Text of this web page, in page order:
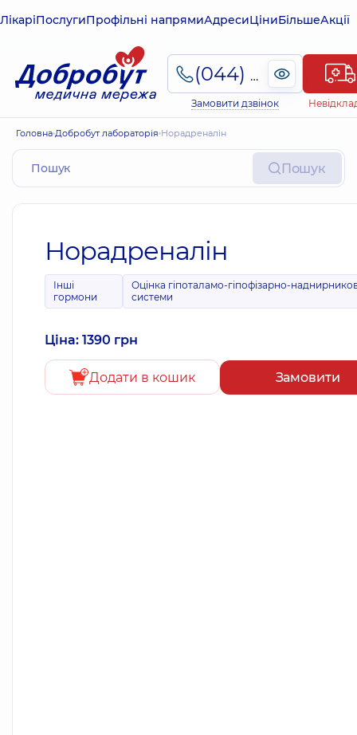
ЛікаріПослугиПрофільні напрямиАдресиЦіниБільшеАкції
(044) 495-2-888
Замовити дзвінок
Головна Добробут лабораторія Норадреналін
Пошук
Норадреналін
Інші
гормони
Оцінка гіпоталамо-гіпофізарно-
системи
Ціна: 1390 грн
Додати в кошик Замовити